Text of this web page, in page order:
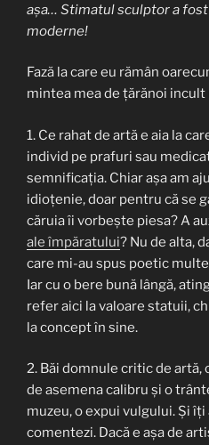
așa… Stimatul sculptor a
moderne!
Fază la care eu rămân
mintea mea de țărănoi
1. Ce rahat de artă e aia la
individ pe prafuri sau
semnificația. Chiar așa am
idioțenie, doar pentru că se
căruia îi vorbește piesa? A
ale împăratului? Nu de alta,
care mi-au spus poetic
Iar cu o bere bună lângă,
refer aici la valoare statuii,
la concept în sine.
2. Băi domnule critic de artă,
de asemena calibru și o
muzeu, o expui vulgului. Și
comentezi. Dacă e așa de